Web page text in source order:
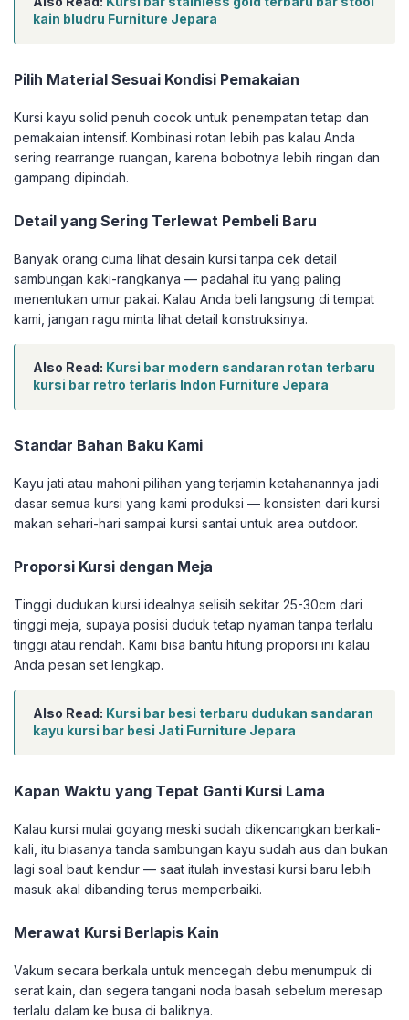
kain bludru Furniture Jepara
Pilih Material Sesuai Kondisi Pemakaian
Kursi kayu solid penuh cocok untuk penempatan tetap dan
pemakaian intensif. Kombinasi rotan lebih pas kalau Anda
sering rearrange ruangan, karena bobotnya lebih ringan dan
gampang dipindah.
Detail yang Sering Terlewat Pembeli Baru
Banyak orang cuma lihat desain kursi tanpa cek detail
sambungan kaki-rangkanya — padahal itu yang paling
menentukan umur pakai. Kalau Anda beli langsung di tempat
kami, jangan ragu minta lihat detail konstruksinya.
Also Read: Kursi bar modern sandaran rotan terbaru
kursi bar retro terlaris Indon Furniture Jepara
Standar Bahan Baku Kami
Kayu jati atau mahoni pilihan yang terjamin ketahanannya jadi
dasar semua kursi yang kami produksi — konsisten dari kursi
makan sehari-hari sampai kursi santai untuk area outdoor.
Proporsi Kursi dengan Meja
Tinggi dudukan kursi idealnya selisih sekitar 25-30cm dari
tinggi meja, supaya posisi duduk tetap nyaman tanpa terlalu
tinggi atau rendah. Kami bisa bantu hitung proporsi ini kalau
Anda pesan set lengkap.
Also Read: Kursi bar besi terbaru dudukan sandaran
kayu kursi bar besi Jati Furniture Jepara
Kapan Waktu yang Tepat Ganti Kursi Lama
Kalau kursi mulai goyang meski sudah dikencangkan berkali-
kali, itu biasanya tanda sambungan kayu sudah aus dan bukan
lagi soal baut kendur — saat itulah investasi kursi baru lebih
masuk akal dibanding terus memperbaiki.
Merawat Kursi Berlapis Kain
Vakum secara berkala untuk mencegah debu menumpuk di
serat kain, dan segera tangani noda basah sebelum meresap
terlalu dalam ke busa di baliknya.